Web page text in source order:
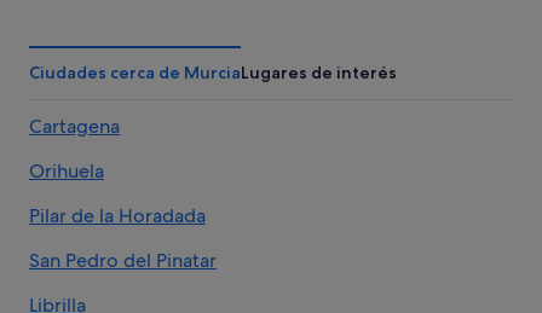
Murcia hoteles
Hoteles históricos en Murcia
Hoteles cerca de Museo Ramón Gaya
B&B en Región de Murcia
Ciudades cerca de MurciaLugares de interés
Cartagena
Orihuela
Pilar de la Horadada
San Pedro del Pinatar
Librilla